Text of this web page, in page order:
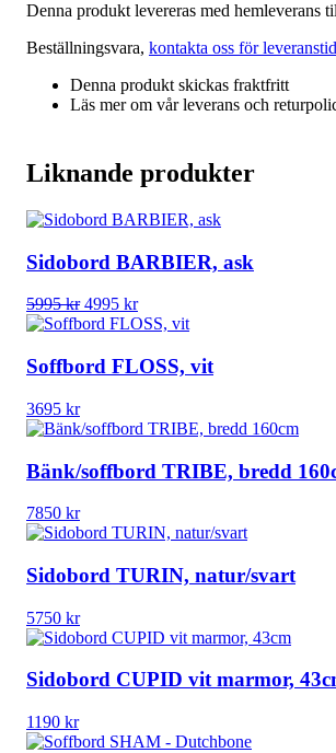
Denna produkt levereras med hemleverans
Beställningsvara, kontakta oss för leveranstid
Denna produkt skickas fraktfritt
Läs mer om vår leverans och
Liknande produkter
Sidobord BARBIER, ask
5995kr Det
ursprungliga
var:
5995 kr.
4995 krDet
nuvarande
är:
4995 kr.
Soffbord FLOSS, vit
3695 kr
Bänk/soffbord TRIBE, bredd
7850 kr
Sidobord TURIN, natur/svart
5750 kr
Sidobord CUPID vit marmor,
1190 kr